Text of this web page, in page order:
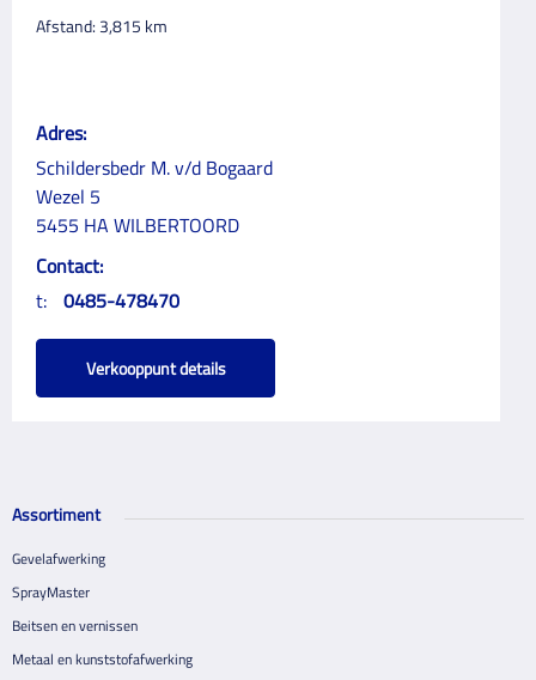
Afstand: 3,815 km
Adres:
Schildersbedr M. v/d Bogaard
Wezel 5
5455 HA WILBERTOORD
Contact:
t: 0485-478470
Verkooppunt details
Assortiment
Gevelafwerking
SprayMaster
Beitsen en vernissen
Metaal en kunststofafwerking